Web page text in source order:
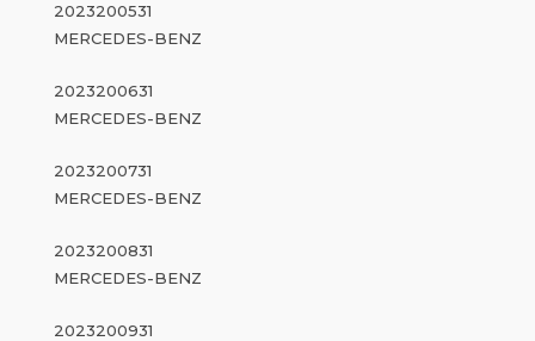
2023200531
MERCEDES-BENZ
2023200631
MERCEDES-BENZ
2023200731
MERCEDES-BENZ
2023200831
MERCEDES-BENZ
2023200931